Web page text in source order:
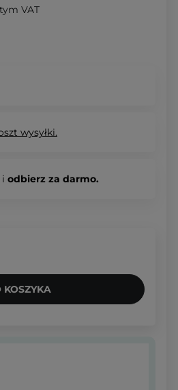
VAT
wysyłki.
i odbierz za darmo.